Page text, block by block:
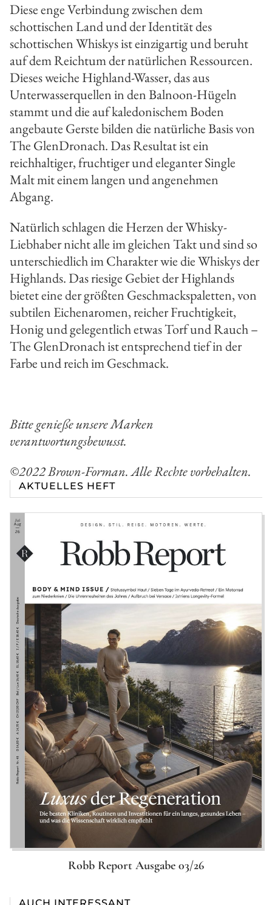
AKTUELLES HEFT
Robb Report Ausgabe 03/26
Diese enge Verbindung zwischen dem
schottischen Land und der Identität des
schottischen Whiskys ist einzigartig und beruht
auf dem Reichtum der natürlichen Ressourcen.
Dieses weiche Highland-Wasser, das aus
Unterwasserquellen in den Balnoon-Hügeln
stammt und die auf kaledonischem Boden
angebaute Gerste bilden die natürliche Basis von
The GlenDronach. Das Resultat ist ein
reichhaltiger, fruchtiger und eleganter Single
Malt mit einem langen und angenehmen
Abgang.
Natürlich schlagen die Herzen der Whisky-
Liebhaber nicht alle im gleichen Takt und sind so
unterschiedlich im Charakter wie die Whiskys der
Highlands. Das riesige Gebiet der Highlands
bietet eine der größten Geschmackspaletten, von
subtilen Eichenaromen, reicher Fruchtigkeit,
Honig und gelegentlich etwas Torf und Rauch –
The GlenDronach ist entsprechend tief in der
Farbe und reich im Geschmack.
Bitte genieße unsere Marken
verantwortungsbewusst.
©2022 Brown-Forman. Alle Rechte vorbehalten.